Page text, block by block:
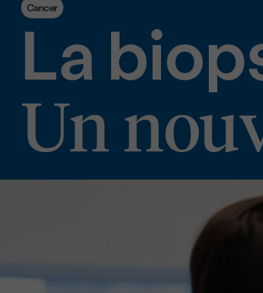
Cancer
La
La
Un